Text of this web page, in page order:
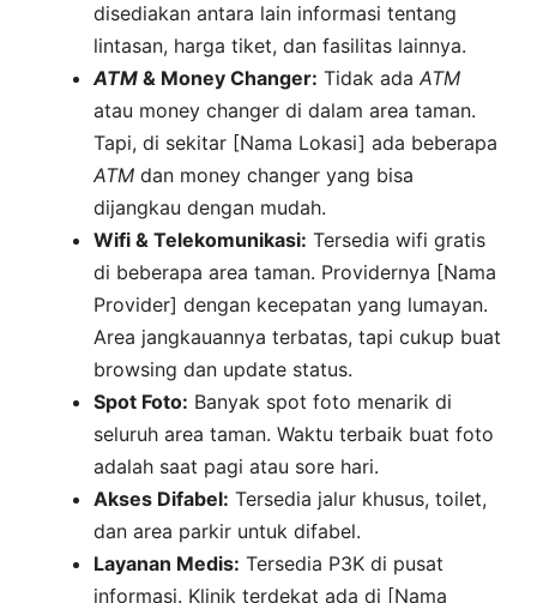
disediakan antara lain informasi tentang
lintasan, harga tiket, dan fasilitas lainnya.
ATM & Money Changer: Tidak ada ATM
atau money changer di dalam area taman.
Tapi, di sekitar [Nama Lokasi] ada beberapa
ATM dan money changer yang bisa
dijangkau dengan mudah.
Wifi & Telekomunikasi: Tersedia wifi gratis
di beberapa area taman. Providernya [Nama
Provider] dengan kecepatan yang lumayan.
Area jangkauannya terbatas, tapi cukup buat
browsing dan update status.
Spot Foto: Banyak spot foto menarik di
seluruh area taman. Waktu terbaik buat foto
adalah saat pagi atau sore hari.
Akses Difabel: Tersedia jalur khusus, toilet,
dan area parkir untuk difabel.
Layanan Medis: Tersedia P3K di pusat
informasi. Klinik terdekat ada di [Nama